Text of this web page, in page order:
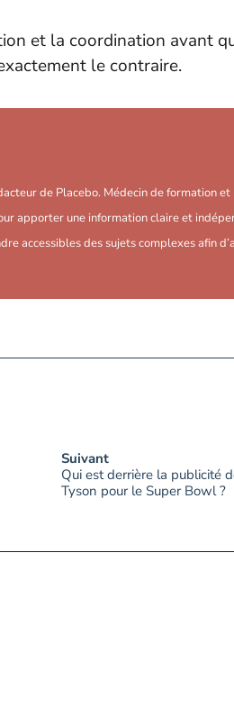
et la coordination avant
le contraire.
de Placebo. Médecin de formation
apporter une information claire et
accessibles des sujets complexes afin
Suivant
Qui est derrière la publicité
Tyson pour le Super Bowl ?